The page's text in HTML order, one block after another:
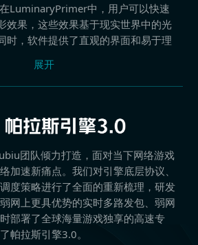
LuminaryPrimer中，用户可以快速
效果，这些效果基于现实世界中的光
时，软件提供了直观的界面和易于理
一定经验的用户，都可以通过Lumin
实现自己的创意。
展开
团队倾力打造，面对当下网络游戏
加速新痛点。我们对引擎底层协议、
度策略进行了全面的重新梳理，研发
网上更具优势的实时多路发包、弱网
部署了全球海量游戏独享的高速专
帕拉斯引擎3.0。